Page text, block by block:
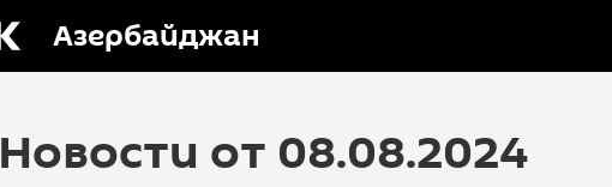
Азербайджан
Новости от 08.08.2024